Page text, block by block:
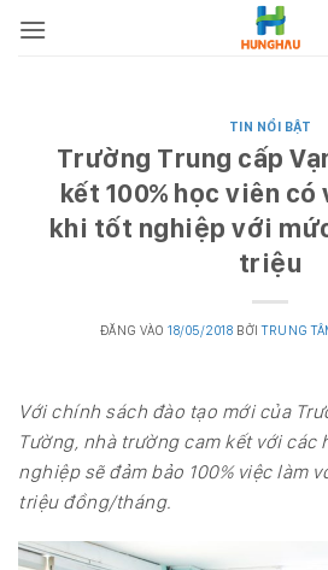
qua
TIN NỔI BẬT
Trường Trung cấp
kết 100% học viên
khi tốt nghiệp với
triệu
ĐĂNG VÀO18/05/2018 BỞITRUNG
Với chính sách đào tạo mới của
Tường, nhà trường cam kết với
nghiệp sẽ đảm bảo 100% việc làm
triệu đồng/tháng.